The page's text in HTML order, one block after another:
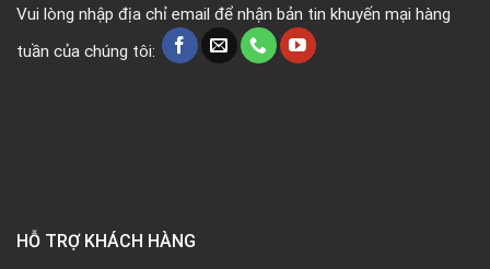
Vui lòng nhập địa chỉ email để nhận bản tin khuyến mại hàng
tuần của chúng tôi:
HỖ TRỢ KHÁCH HÀNG